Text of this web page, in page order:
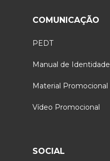
COMUNICAÇÃO
PEDT
Manual de Identidade
Material Promocional
Vídeo Promocional
SOCIAL